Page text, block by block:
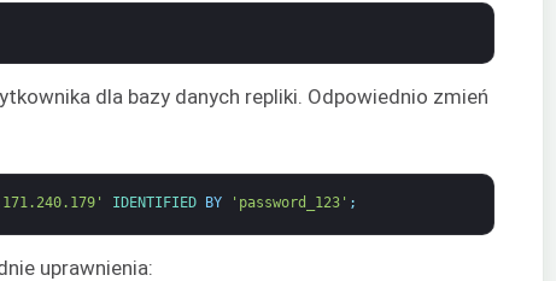
dla bazy danych repliki. Odpowiednio zmień
IDENTIFIED BY 'password_123' ;
uprawnienia: